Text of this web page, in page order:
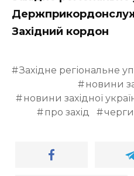
Західний кордон
Західне регіональне
новини
новини західної
про захід